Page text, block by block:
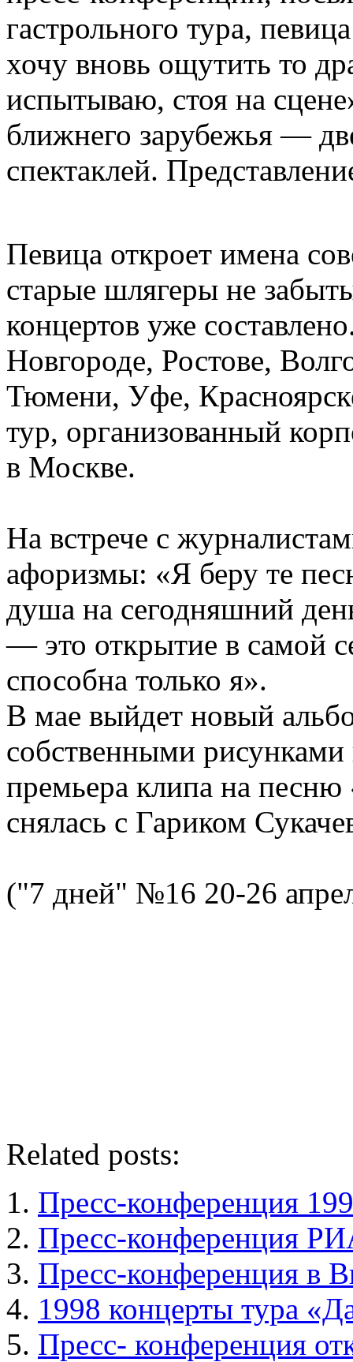
гастрольного тура,
хочу вновь ощутить то
испытываю, стоя на
ближнего зарубежья —
спектаклей.
Певица откроет имена
старые шлягеры не
концертов уже
Новгороде, Ростове,
Тюмени, Уфе,
тур, организованный
в Москве.
На встрече с
афоризмы: «Я беру те
душа на сегодняшний
— это открытие в самой
способна только я».
В мае выйдет новый
собственными
премьера клипа на
снялась с Гариком
("7 дней" №16 20-26
Related posts:
Пресс-конференция
Пресс-конференция
Пресс-конференция в
1998 концерты тура
Пресс- конференция